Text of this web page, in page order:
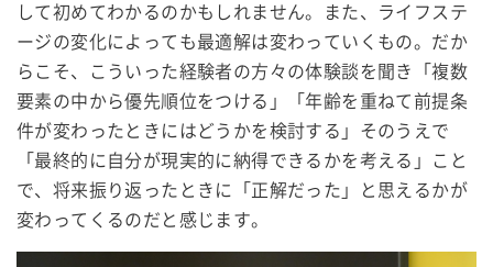
して初めてわかるのかもしれません。また、ライフステ
ージの変化によっても最適解は変わっていくもの。だか
らこそ、こういった経験者の方々の体験談を聞き「複数
要素の中から優先順位をつける」「年齢を重ねて前提条
件が変わったときにはどうかを検討する」そのうえで
「最終的に自分が現実的に納得できるかを考える」こと
で、将来振り返ったときに「正解だった」と思えるかが
変わってくるのだと感じます。